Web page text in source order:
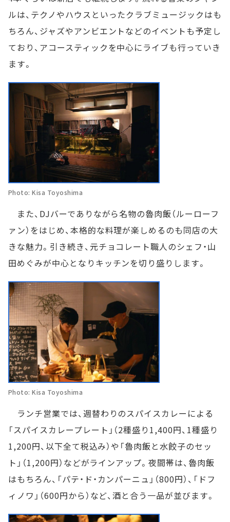
ルは、テクノやハウスといったクラブミュージックはも
ちろん、ジャズやアンビエントなどのイベントも予定し
ており、アコースティックを中心にライブも行っていき
ます。
Photo: Kisa Toyoshima
また、DJバーでありながら名物の魯肉飯（ルーローフ
ァン）をはじめ、本格的な料理が楽しめるのも同店の大
きな魅力。引き続き、元チョコレート職人のシェフ・山
田めぐみが中心となりキッチンを切り盛りします。
Photo: Kisa Toyoshima
ランチ営業では、週替わりのスパイスカレーによる
「スパイスカレープレート」（2種盛り1,400円、1種盛り
1,200円、以下全て税込み）や「魯肉飯と水餃子のセッ
ト」（1,200円）などがラインアップ。夜間帯は、魯肉飯
はもちろん、「パテ・ド・カンパーニュ」（800円）、「ドフ
ィノワ」（600円から）など、酒と合う一品が並びます。